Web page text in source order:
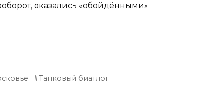
оказались «обойдёнными»
Танковый биатлон